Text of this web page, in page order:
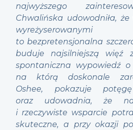
najwyższego
Chwalińska udowodniła,
wyreżyserowanymi
to bezpretensjonalna
buduje najsilniejszą więź
spontaniczna wypowiedź
na którą doskonale
Oshee, pokazuje
oraz udowadnia, że
i rzeczywiste wsparcie
skuteczne, a przy okazji